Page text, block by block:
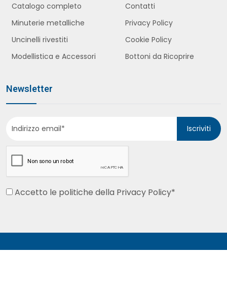
Catalogo completo
Minuterie metalliche
Uncinelli rivestiti
Modellistica e Accessori
Contatti
Privacy Policy
Cookie Policy
Bottoni da Ricoprire
Newsletter
Iscriviti
Accetto le politiche della Privacy Policy*